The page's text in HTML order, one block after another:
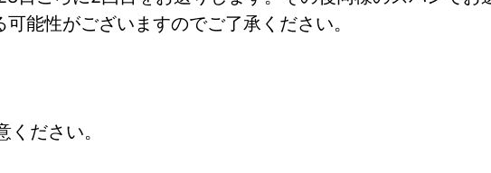
能性がございますのでご了承ください。
ださい。